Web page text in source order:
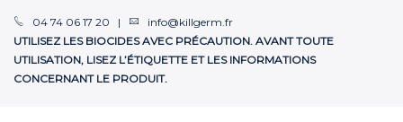
04 74 06 17 20 |
info@killgerm.fr
UTILISEZ LES BIOCIDES AVEC PRÉCAUTION. AVANT TOUTE
UTILISATION, LISEZ L’ÉTIQUETTE ET LES INFORMATIONS
CONCERNANT LE PRODUIT.